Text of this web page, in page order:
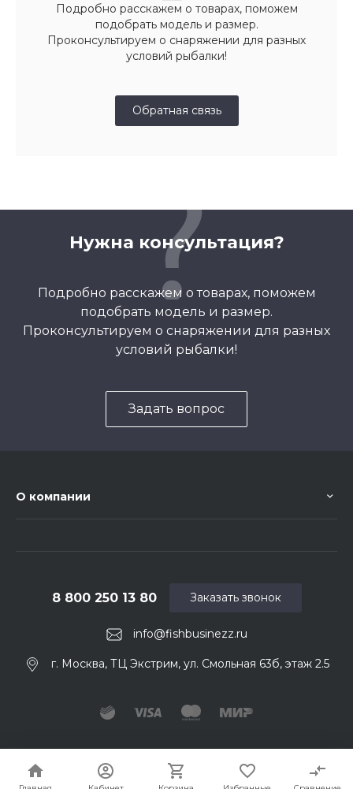
Подробно расскажем о товарах, поможем
подобрать модель и размер.
Проконсультируем о снаряжении для разных
условий рыбалки!
Обратная связь
Нужна консультация?
Подробно расскажем о товарах, поможем
подобрать модель и размер.
Проконсультируем о снаряжении для разных
условий рыбалки!
Задать вопрос
О компании
info@fishbusinezz.ru
8 800 250 13 80
г. Москва, ТЦ Экстрим, ул. Смольная 63б, этаж 2.5
Заказать звонок
© 2026 Fishbusinezz. Ваш нахлыстовый магазин